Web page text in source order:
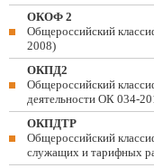
ОКОФ 2
Общероссийский
2008)
ОКПД2
Общероссийский
деятельности ОК 034-
ОКПДТР
Общероссийский
служащих и тарифных